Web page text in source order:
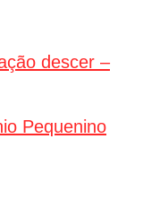
descer –
Pequenino